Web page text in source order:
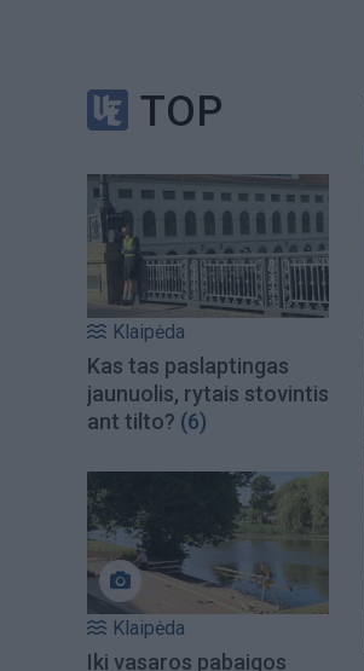
TOP
Klaipėda
Kas tas paslaptingas
jaunuolis, rytais stovintis
ant tilto? (6)
Klaipėda
Iki vasaros pabaigos